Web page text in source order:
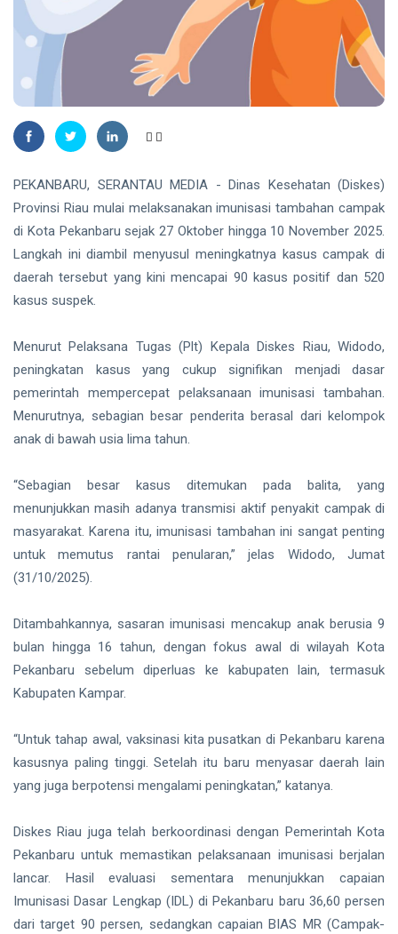
UMKM
Terima
2026
Vonis 2
Tahun
Gubernur
Riau
Abdul
Wahid
05
2026
27
Pemprov Riau
dan Pemko
Gelar
Seminar
GCMC IMT-
GT, Perkuat
Kerja Sama
Berkelanjutan
05 Aug,
2026
24
views
BATAM
Amsakar:
terhadap
Anak Harus
Jadi
Tanggung
Jawab
Bersama
04 Aug,
2026
views
Siak Sri Indrapura
Indonesia
Pekanbaru
Pilkada 2024
KPK
PEKANBARU, SERANTAU MEDIA - Dinas Kesehatan (Diskes)
Provinsi Riau mulai melaksanakan imunisasi tambahan campak
di Kota Pekanbaru sejak 27 Oktober hingga 10 November 2025.
Langkah ini diambil menyusul meningkatnya kasus campak di
daerah tersebut yang kini mencapai 90 kasus positif dan 520
kasus suspek.
Menurut Pelaksana Tugas (Plt) Kepala Diskes Riau, Widodo,
peningkatan kasus yang cukup signifikan menjadi dasar
pemerintah mempercepat pelaksanaan imunisasi tambahan.
Menurutnya, sebagian besar penderita berasal dari kelompok
anak di bawah usia lima tahun.
“Sebagian besar kasus ditemukan pada balita, yang
menunjukkan masih adanya transmisi aktif penyakit campak di
masyarakat. Karena itu, imunisasi tambahan ini sangat penting
untuk memutus rantai penularan,” jelas Widodo, Jumat
(31/10/2025).
Ditambahkannya, sasaran imunisasi mencakup anak berusia 9
bulan hingga 16 tahun, dengan fokus awal di wilayah Kota
Pekanbaru sebelum diperluas ke kabupaten lain, termasuk
Kabupaten Kampar.
“Untuk tahap awal, vaksinasi kita pusatkan di Pekanbaru karena
kasusnya paling tinggi. Setelah itu baru menyasar daerah lain
yang juga berpotensi mengalami peningkatan,” katanya.
Diskes Riau juga telah berkoordinasi dengan Pemerintah Kota
Pekanbaru untuk memastikan pelaksanaan imunisasi berjalan
lancar. Hasil evaluasi sementara menunjukkan capaian
Imunisasi Dasar Lengkap (IDL) di Pekanbaru baru 36,60 persen
dari target 90 persen, sedangkan capaian BIAS MR (Campak-